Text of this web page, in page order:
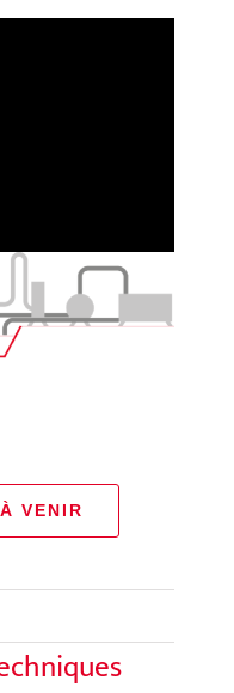
VENIR